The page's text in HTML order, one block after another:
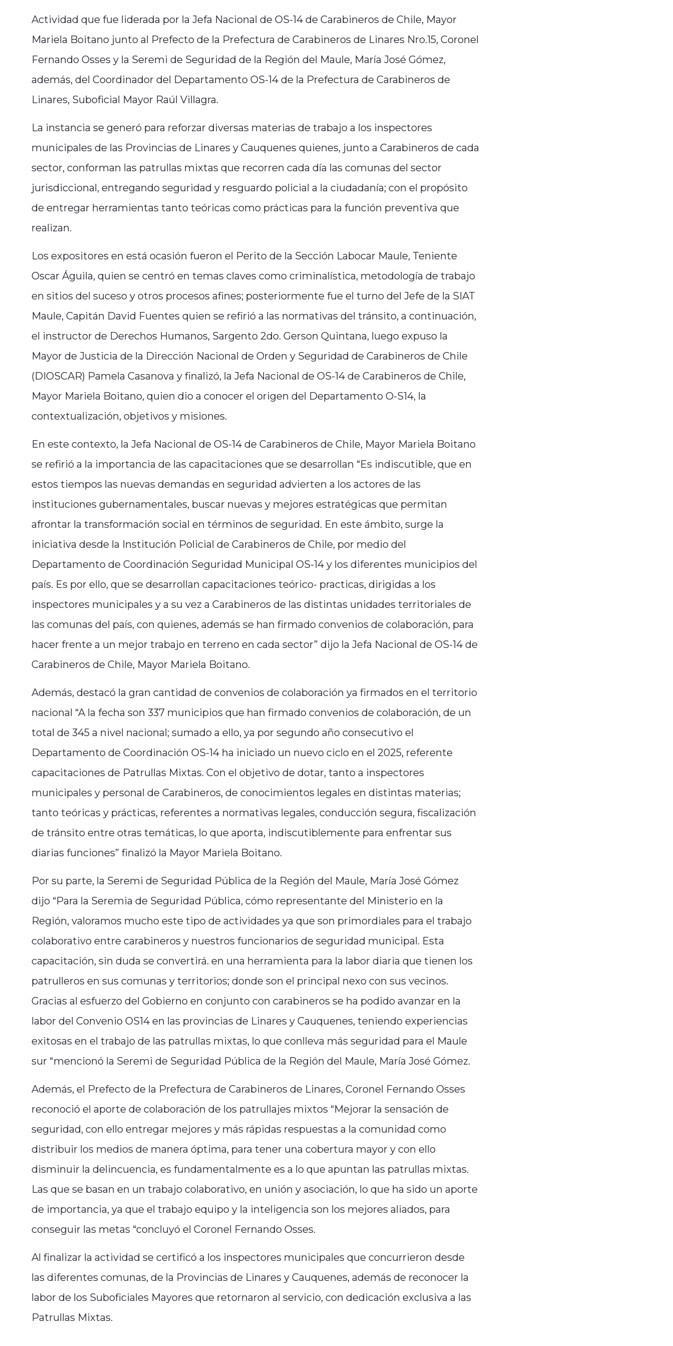
Actividad que fue liderada por la Jefa Nacional de OS-14 de Carabineros de Chile, Mayor
Mariela Boitano junto al Prefecto de la Prefectura de Carabineros de Linares Nro.15, Coronel
Fernando Osses y la Seremi de Seguridad de la Región del Maule, María José Gómez,
además, del Coordinador del Departamento OS-14 de la Prefectura de Carabineros de
Linares, Suboficial Mayor Raúl Villagra.
La instancia se generó para reforzar diversas materias de trabajo a los inspectores
municipales de las Provincias de Linares y Cauquenes quienes, junto a Carabineros de cada
sector, conforman las patrullas mixtas que recorren cada día las comunas del sector
jurisdiccional, entregando seguridad y resguardo policial a la ciudadanía; con el propósito
de entregar herramientas tanto teóricas como prácticas para la función preventiva que
realizan.
Los expositores en está ocasión fueron el Perito de la Sección Labocar Maule, Teniente
Oscar Águila, quien se centró en temas claves como criminalística, metodología de trabajo
en sitios del suceso y otros procesos afines; posteriormente fue el turno del Jefe de la SIAT
Maule, Capitán David Fuentes quien se refirió a las normativas del tránsito, a continuación,
el instructor de Derechos Humanos, Sargento 2do. Gerson Quintana, luego expuso la
Mayor de Justicia de la Dirección Nacional de Orden y Seguridad de Carabineros de Chile
(DIOSCAR) Pamela Casanova y finalizó, la Jefa Nacional de OS-14 de Carabineros de Chile,
Mayor Mariela Boitano, quien dio a conocer el origen del Departamento O-S14, la
contextualización, objetivos y misiones.
En este contexto, la Jefa Nacional de OS-14 de Carabineros de Chile, Mayor Mariela Boitano
se refirió a la importancia de las capacitaciones que se desarrollan “Es indiscutible, que en
estos tiempos las nuevas demandas en seguridad advierten a los actores de las
instituciones gubernamentales, buscar nuevas y mejores estratégicas que permitan
afrontar la transformación social en términos de seguridad. En este ámbito, surge la
iniciativa desde la Institución Policial de Carabineros de Chile, por medio del
Departamento de Coordinación Seguridad Municipal OS-14 y los diferentes municipios del
país. Es por ello, que se desarrollan capacitaciones teórico- practicas, dirigidas a los
inspectores municipales y a su vez a Carabineros de las distintas unidades territoriales de
las comunas del país, con quienes, además se han firmado convenios de colaboración, para
hacer frente a un mejor trabajo en terreno en cada sector” dijo la Jefa Nacional de OS-14 de
Carabineros de Chile, Mayor Mariela Boitano.
Además, destacó la gran cantidad de convenios de colaboración ya firmados en el territorio
nacional “A la fecha son 337 municipios que han firmado convenios de colaboración, de un
total de 345 a nivel nacional; sumado a ello, ya por segundo año consecutivo el
Departamento de Coordinación OS-14 ha iniciado un nuevo ciclo en el 2025, referente
capacitaciones de Patrullas Mixtas. Con el objetivo de dotar, tanto a inspectores
municipales y personal de Carabineros, de conocimientos legales en distintas materias;
tanto teóricas y prácticas, referentes a normativas legales, conducción segura, fiscalización
de tránsito entre otras temáticas, lo que aporta, indiscutiblemente para enfrentar sus
diarias funciones” finalizó la Mayor Mariela Boitano.
Por su parte, la Seremi de Seguridad Pública de la Región del Maule, María José Gómez
dijo “Para la Seremia de Seguridad Pública, cómo representante del Ministerio en la
Región, valoramos mucho este tipo de actividades ya que son primordiales para el trabajo
colaborativo entre carabineros y nuestros funcionarios de seguridad municipal. Esta
capacitación, sin duda se convertirá. en una herramienta para la labor diaria que tienen los
patrulleros en sus comunas y territorios; donde son el principal nexo con sus vecinos.
Gracias al esfuerzo del Gobierno en conjunto con carabineros se ha podido avanzar en la
labor del Convenio OS14 en las provincias de Linares y Cauquenes, teniendo experiencias
exitosas en el trabajo de las patrullas mixtas, lo que conlleva más seguridad para el Maule
sur “mencionó la Seremi de Seguridad Pública de la Región del Maule, María José Gómez.
Además, el Prefecto de la Prefectura de Carabineros de Linares, Coronel Fernando Osses
reconoció el aporte de colaboración de los patrullajes mixtos “Mejorar la sensación de
seguridad, con ello entregar mejores y más rápidas respuestas a la comunidad como
distribuir los medios de manera óptima, para tener una cobertura mayor y con ello
disminuir la delincuencia, es fundamentalmente es a lo que apuntan las patrullas mixtas.
Las que se basan en un trabajo colaborativo, en unión y asociación, lo que ha sido un aporte
de importancia, ya que el trabajo equipo y la inteligencia son los mejores aliados, para
conseguir las metas “concluyó el Coronel Fernando Osses.
Al finalizar la actividad se certificó a los inspectores municipales que concurrieron desde
las diferentes comunas, de la Provincias de Linares y Cauquenes, además de reconocer la
labor de los Suboficiales Mayores que retornaron al servicio, con dedicación exclusiva a las
Patrullas Mixtas.